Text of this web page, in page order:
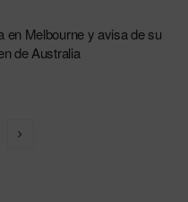
en Melbourne y avisa de su
de Australia